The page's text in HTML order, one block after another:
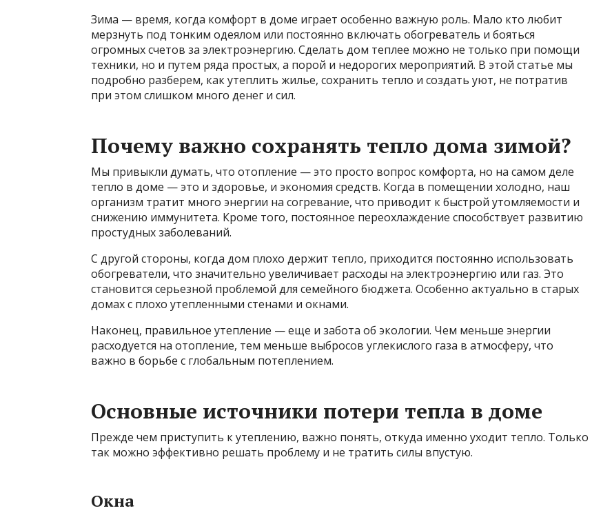
Зима — время, когда комфорт в доме играет особенно важную роль. Мало кто любит
мерзнуть под тонким одеялом или постоянно включать обогреватель и бояться
огромных счетов за электроэнергию. Сделать дом теплее можно не только при помощи
техники, но и путем ряда простых, а порой и недорогих мероприятий. В этой статье мы
подробно разберем, как утеплить жилье, сохранить тепло и создать уют, не потратив
при этом слишком много денег и сил.
Почему важно сохранять тепло дома зимой?
Мы привыкли думать, что отопление — это просто вопрос комфорта, но на самом деле
тепло в доме — это и здоровье, и экономия средств. Когда в помещении холодно, наш
организм тратит много энергии на согревание, что приводит к быстрой утомляемости и
снижению иммунитета. Кроме того, постоянное переохлаждение способствует развитию
простудных заболеваний.
С другой стороны, когда дом плохо держит тепло, приходится постоянно использовать
обогреватели, что значительно увеличивает расходы на электроэнергию или газ. Это
становится серьезной проблемой для семейного бюджета. Особенно актуально в старых
домах с плохо утепленными стенами и окнами.
Наконец, правильное утепление — еще и забота об экологии. Чем меньше энергии
расходуется на отопление, тем меньше выбросов углекислого газа в атмосферу, что
важно в борьбе с глобальным потеплением.
Основные источники потери тепла в доме
Прежде чем приступить к утеплению, важно понять, откуда именно уходит тепло. Только
так можно эффективно решать проблему и не тратить силы впустую.
Окна